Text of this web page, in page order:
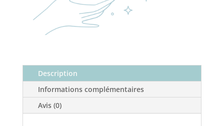
Description
Informations complémentaires
Avis (0)